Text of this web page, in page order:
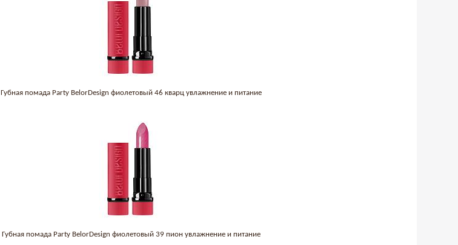
Губная помада Party BelorDesign фиолетовый 46 кварц увлажнение и питание
Губная помада Party BelorDesign фиолетовый 39 пион увлажнение и питание